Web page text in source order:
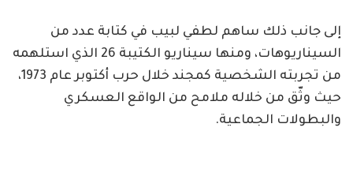
إلى جانب ذلك ساهم لطفي لبيب في كتابة عدد من
السيناريوهات، ومنها سيناريو الكتيبة 26 الذي استلهمه
من تجربته الشخصية كمجند خلال حرب أكتوبر عام 1973،
حيث وثّق من خلاله ملامح من الواقع العسكري
والبطولات الجماعية.